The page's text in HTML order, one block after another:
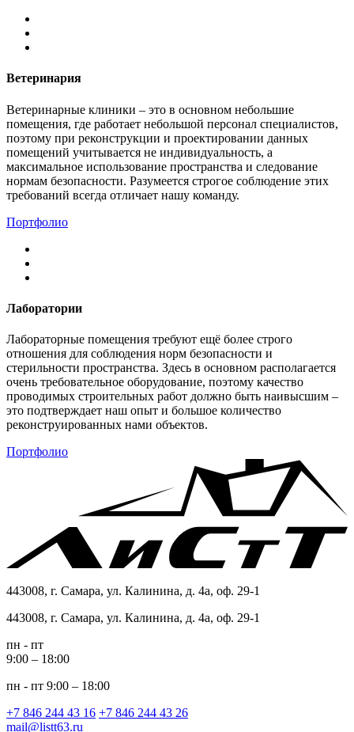
Ветеринария
Ветеринарные клиники – это в основном небольшие
помещения, где работает небольшой персонал специалистов,
поэтому при реконструкции и проектировании данных
помещений учитывается не индивидуальность, а
максимальное использование пространства и следование
нормам безопасности. Разумеется строгое соблюдение этих
требований всегда отличает нашу команду.
Портфолио
Лаборатории
Лабораторные помещения требуют ещё более строго
отношения для соблюдения норм безопасности и
стерильности пространства. Здесь в основном располагается
очень требовательное оборудование, поэтому качество
проводимых строительных работ должно быть наивысшим –
это подтверждает наш опыт и большое количество
реконструированных нами объектов.
Портфолио
443008, г. Самара, ул. Калинина, д. 4а, оф. 29-1
443008, г. Самара, ул. Калинина, д. 4а, оф. 29-1
пн - пт
9:00 – 18:00
пн - пт 9:00 – 18:00
+7 846 244 43 16 +7 846 244 43 26
mail@listt63.ru